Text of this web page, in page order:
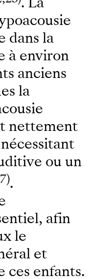
dans la
à environ
anciens
la
nettement
ou un
.
afin
le
et
ces enfants.